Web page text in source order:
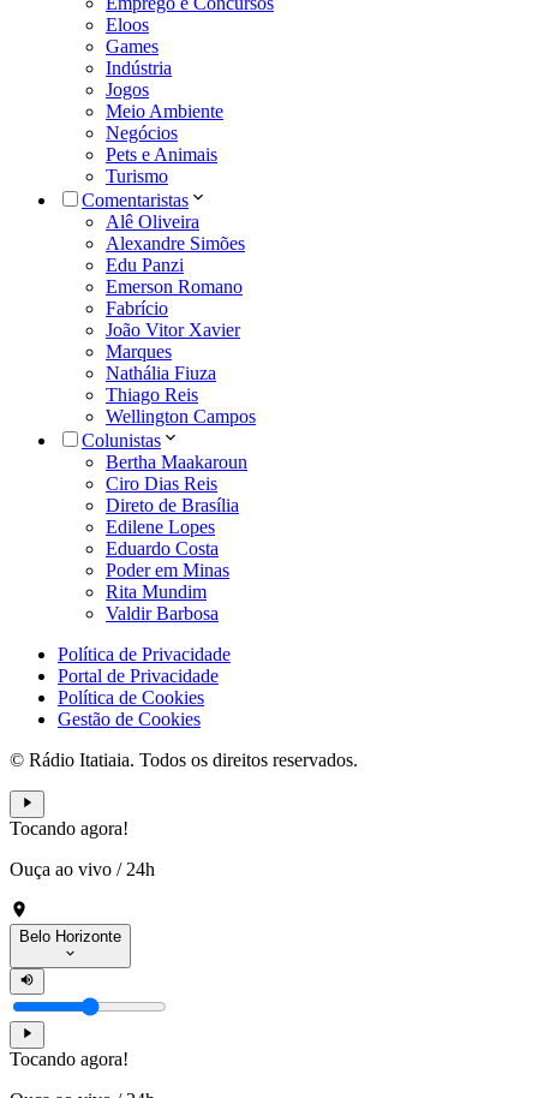
Eloos
Games
Indústria
Jogos
Meio Ambiente
Negócios
Pets e Animais
Turismo
Comentaristas
Alê Oliveira
Alexandre Simões
Edu Panzi
Emerson Romano
Fabrício
João Vitor Xavier
Marques
Nathália Fiuza
Thiago Reis
Wellington Campos
Colunistas
Bertha Maakaroun
Ciro Dias Reis
Direto de Brasília
Edilene Lopes
Eduardo Costa
Poder em Minas
Rita Mundim
Valdir Barbosa
Política de Privacidade
Portal de Privacidade
Política de Cookies
Gestão de Cookies
© Rádio Itatiaia. Todos os direitos reservados.
Tocando agora!
Ouça ao vivo / 24h
Belo Horizonte
Tocando agora!